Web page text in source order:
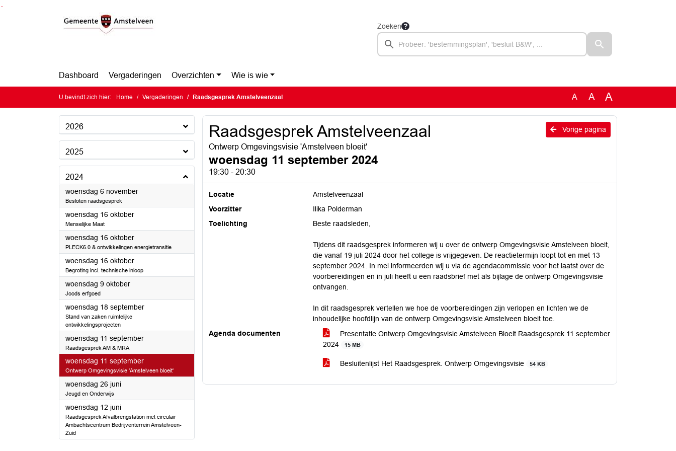
Zoeken
Dashboard Vergaderingen Overzichten Wie is wie
U bevindt zich hier: Home Vergaderingen Raadsgesprek Amstelveenzaal A A A
2026
2025
2024
woensdag 6 november2024
Besloten raadsgesprek
woensdag 16 oktober2024
Menselijke Maat
woensdag 16 oktober2024
PLECK6.0 & ontwikkelingen energietransitie
woensdag 16 oktober2024
Begroting incl. technische inloop
woensdag 9 oktober2024
Joods erfgoed
woensdag 18 september2024
Stand van zaken ruimtelijke
ontwikkelingsprojecten
woensdag 11 september2024
Raadsgesprek AM & MRA
woensdag 11 september2024
Ontwerp Omgevingsvisie 'Amstelveen bloeit'
woensdag 26 juni2024
Jeugd en Onderwijs
woensdag 12 juni2024
Raadsgesprek Afvalbrengstation met circulair
Ambachtscentrum Bedrijventerrein Amstelveen-
Zuid
Vorige pagina
Raadsgesprek Amstelveenzaal
Ontwerp Omgevingsvisie 'Amstelveen bloeit'
woensdag 11 september 2024
19:30 - 20:30
Locatie
Amstelveenzaal
Voorzitter
Ilika Polderman
Toelichting
Beste raadsleden,
Tijdens dit raadsgesprek informeren wij u over de ontwerp Omgevingsvisie Amstelveen bloeit,
die vanaf 19 juli 2024 door het college is vrijgegeven. De reactietermijn loopt tot en met 13
september 2024. In mei informeerden wij u via de agendacommissie voor het laatst over de
voorbereidingen en in juli heeft u een raadsbrief met als bijlage de ontwerp Omgevingsvisie
ontvangen.
In dit raadsgesprek vertellen we hoe de voorbereidingen zijn verlopen en lichten we de
inhoudelijke hoofdlijn van de ontwerp Omgevingsvisie Amstelveen bloeit toe.
Agenda documenten
Presentatie Ontwerp Omgevingsvisie Amstelveen Bloeit Raadsgesprek 11 september
2024
15 MB
Besluitenlijst Het Raadsgesprek. Ontwerp Omgevingsvisie 54 KB